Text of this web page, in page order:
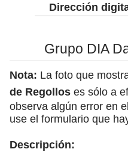
Dirección
Grupo DIA
Nota: La foto que
de Regollos es sólo a
observa algún error en
use el formulario que
Descripción: